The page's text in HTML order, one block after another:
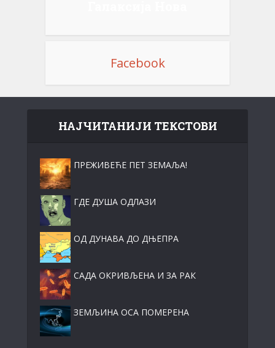
Facebook
НАЈЧИТАНИЈИ ТЕКСТОВИ
ПРЕЖИВЕЋЕ ПЕТ ЗЕМАЉА!
ГДЕ ДУША ОДЛАЗИ
ОД ДУНАВА ДО ДЊЕПРА
САДА ОКРИВЉЕНА И ЗА РАК
ЗЕМЉИНА ОСА ПОМЕРЕНА